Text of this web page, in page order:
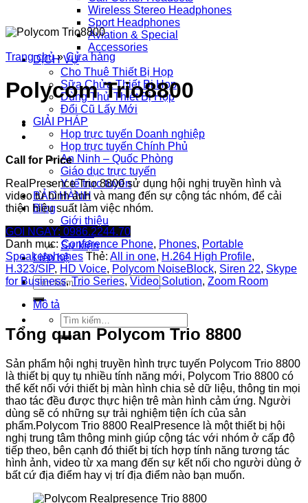
Wireless Stereo Headphones
Sport Headphones
Aviation & Special
Accessories
DỊCH VỤ
Cho Thuê Thiết Bị Họp
Sữa Chửa Thiết Bị Họp
Dùng Thử Thiết Bị Họp
Đổi Cũ Lấy Mới
GIẢI PHÁP
Họp trực tuyến Doanh nghiệp
Họp trực tuyến Chính Phủ
An Ninh – Quốc Phòng
Giáo dục trực tuyến
Y tế trực tuyến
BẢO HÀNH
Blog
Giới thiệu
Tin tức
Sự kiện
Liên hệ
Tìm
kiếm:
Tìm
kiếm:
Trang chủ » Cửa hàng
Polycom Trio8800
Call for Price
RealPresence Trio 8800 sử dụng hội nghị truyền hình và
video từ hình ảnh và mang đến sự cộng tác nhóm, để cải
thiện hiệu suất làm việc nhóm.
GỌI NGAY: 0986.2244.70
Danh mục: Conference Phone, Phones, Portable
Speakerphones Thẻ: All in one, H.264 High Profile,
H.323/SIP, HD Voice, Polycom NoiseBlock, Siren 22, Skype
for Business,Trio Series, Video Solution, Zoom Room
Mô tả
Tổng quan Polycom Trio 8800
Sản phẩm hội nghị truyền hình trực tuyến Polycom Trio 8800
là thiết bị quy tụ nhiều tính năng mới, Polycom Trio 8800 có
thể kết nối với thiết bị màn hình chia sẻ dữ liệu, thông tin mọi
thao tác đều được thực hiện trê màn hình cảm ứng. Người
dùng sẽ có những sự trải nghiệm tiện ích của sản
phẩm.Polycom Trio 8800 RealPresence là một thiết bị hội
nghị trung tâm thông minh giúp cộng tác với nhóm ở cấp độ
tiếp theo, bên cạnh đó thiết bị tích hợp tính năng tương tác
hình ảnh, video từ xa mang đến sự kết nối cho người dùng ở
bất cứ địa điểm hay vị trí địa điểm nào bạn muốn.